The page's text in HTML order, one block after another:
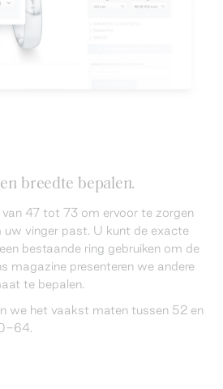
breedte bepalen.
47 tot 73 om ervoor te zorgen
uw vinger past. U kunt de exacte
bestaande ring gebruiken om de
magazine presenteren we andere
te bepalen.
we het vaakst maten tussen 52 en
64.